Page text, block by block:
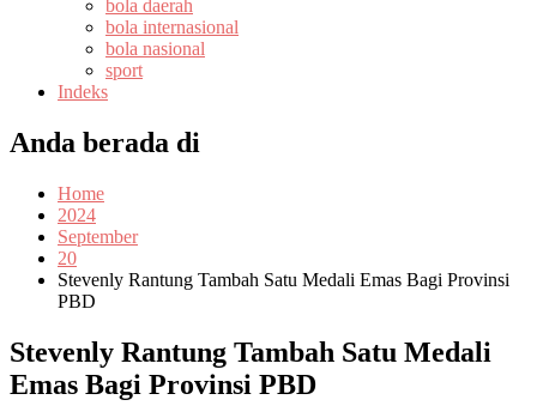
bola daerah
bola internasional
bola nasional
sport
Indeks
Anda berada di
Home
2024
September
20
Stevenly Rantung Tambah Satu Medali Emas Bagi Provinsi
PBD
Stevenly Rantung Tambah Satu Medali
Emas Bagi Provinsi PBD